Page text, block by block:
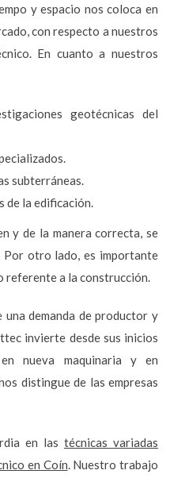
y espacio nos coloca en
con respecto a nuestros
En cuanto a nuestros
geotécnicas del
subterráneas.
de la edificación.
y de la manera correcta, se
otro lado, es importante
referente a la construcción.
una demanda de productor y
invierte desde sus inicios
nueva maquinaria y en
distingue de las empresas
en las técnicas variadas
en Coín. Nuestro trabajo